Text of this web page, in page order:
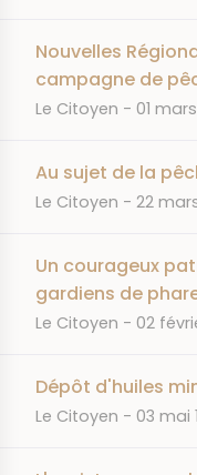
Nouvelles
campagne de
JOURNAL
Le Citoyen DATE
01 mars
Au sujet de la
JOURNAL
Le Citoyen DATE
22
Un courageux
gardiens de
JOURNAL
Le Citoyen DATE
02
Dépôt d'huiles
JOURNAL
Le Citoyen DATE
03 mai